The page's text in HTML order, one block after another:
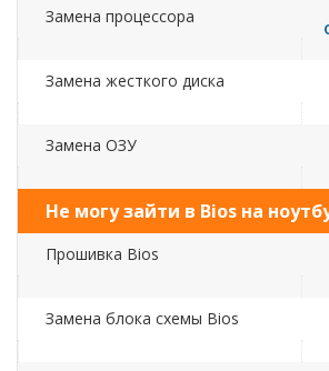
Замена процессора
Замена жесткого диска
Замена ОЗУ
Не могу зайти в Bios на
Прошивка Bios
Замена блока схемы Bios